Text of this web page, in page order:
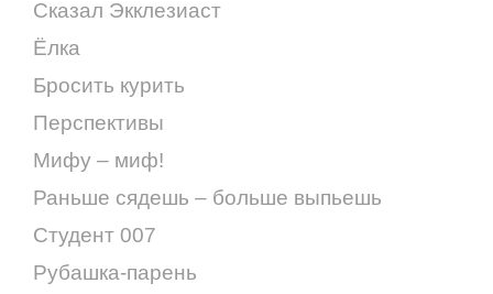
Сказал Экклезиаст
Ёлка
Бросить курить
Перспективы
Мифу – миф!
Раньше сядешь – больше выпьешь
Студент 007
Рубашка-парень